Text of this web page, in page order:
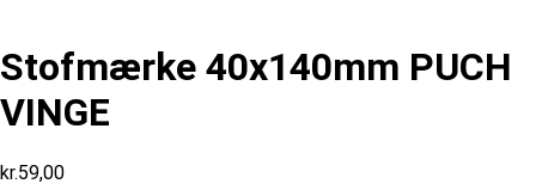
Stofmærke 40x140mm PUCH
VINGE
kr.59,00